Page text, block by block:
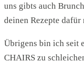
uns gibts auch
deinen Rezepte dafür
Übrigens bin ich seit
CHAIRS zu